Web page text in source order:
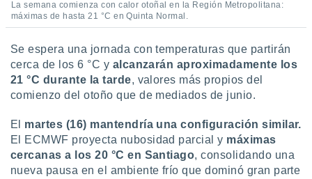
e
mediante
publicidad
publicidad
de
La semana comienza con calor otoñal en la Región Metropolitana:
máximas de hasta 21 °C en Quinta Normal.
Se espera una jornada con temperaturas que partirán
cerca de los 6 °C y alcanzarán aproximadamente los
21 °C durante la tarde, valores más propios del
comienzo del otoño que de mediados de junio.
El martes (16) mantendría una configuración similar.
El ECMWF proyecta nubosidad parcial y máximas
cercanas a los 20 °C en Santiago, consolidando una
nueva pausa en el ambiente frío que dominó gran parte